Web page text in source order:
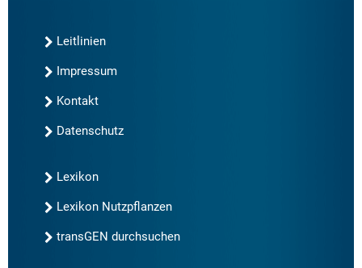
Leitlinien
Impressum
Kontakt
Datenschutz
Lexikon
Lexikon Nutzpflanzen
transGEN durchsuchen